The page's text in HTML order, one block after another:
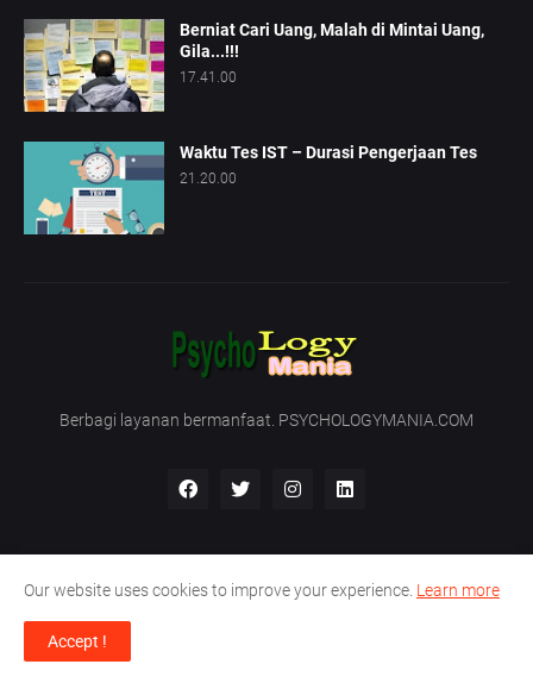
Berniat Cari Uang, Malah di Mintai Uang,
Gila...!!!
17.41.00
Waktu Tes IST – Durasi Pengerjaan Tes
21.20.00
Berbagi layanan bermanfaat. PSYCHOLOGYMANIA.COM
Support by -
Tentang Kami Hubungi Kami
Our website uses cookies to improve your experience. Learn more
Accept !